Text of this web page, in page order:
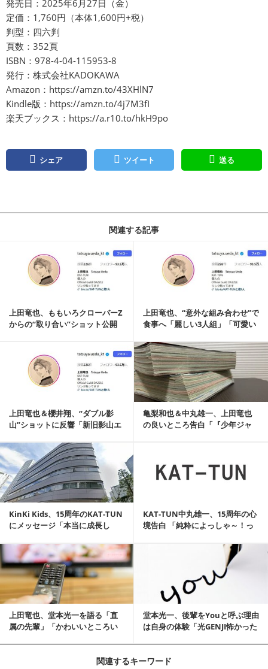
発売日：2025年6月27日（金）
定価：1,760円（本体1,600円+税）
判型：四六判
頁数：352頁
ISBN：978-4-04-115953-8
発行：株式会社KADOKAWA
Amazon： https://amzn.to/43XHlN7
Kindle版： https://amzn.to/4j7M3fI
楽天ブックス： https://a.r10.to/hkH9po
シェア ツイート 送る
関連する記事
上田竜也、ももいろクローバーZ
からの“取り合い”ショット公開
上田竜也、“意外な組み合わせ”で
食事へ「麗しい3人組」「可愛い
記事を読む
上田竜也＆櫻井翔、“ダブル影
山”ショットに反響「新旧影山エ
亀梨和也＆中丸雄一、上田竜也
の良いところ告白「『少年ジャ
記事を読む
KinKi Kids、15周年のKAT-TUN
にメッセージ「本当に成長し
KAT-TUN中丸雄一、15周年の心
境告白 「純粋によっしゃ～！っ
記事を読む
上田竜也、堂本光一を語る「直
属の先輩」「かわいいところい
堂本光一、後輩をYouと呼ぶ理由
は自身の体験「光GENJI怖かった
記事を読む
関連するキーワード